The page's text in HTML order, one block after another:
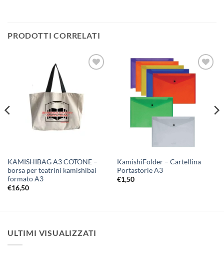
PRODOTTI CORRELATI
desideri
KAMISHIBAG A3 COTONE –
borsa per teatrini kamishibai
formato A3
€16,50
Aggiungi
KamishiFolder – Cartellina
Portastorie A3
€1,50
ULTIMI VISUALIZZATI